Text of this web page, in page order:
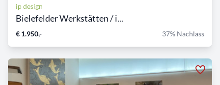
ip design
Bielefelder Werkstätten / i...
€ 1.950,- 37% Nachlass